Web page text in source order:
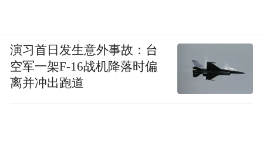
演习首日发生意外事故：台
空军一架F-16战机降落时偏
离并冲出跑道